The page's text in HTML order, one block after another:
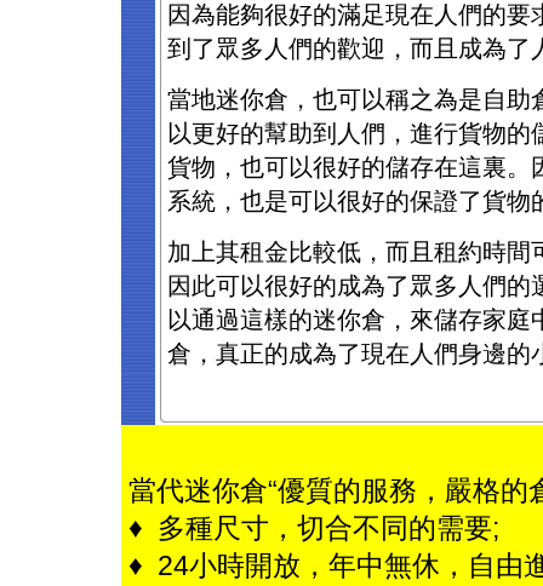
因為能夠很好的滿足現在人們的
到了眾多人們的歡迎，而且成為了
當地迷你倉，也可以稱之為是自助
以更好的幫助到人們，進行貨物
貨物，也可以很好的儲存在這裏。
系統，也是可以很好的保證了貨物
加上其租金比較低，而且租約時
因此可以很好的成為了眾多人們
以通過這樣的迷你倉，來儲存家
倉，真正的成為了現在人們身邊的
當代迷你倉“優質的服務，嚴格
♦ 多種尺寸，切合不同的需要;
♦ 24小時開放，年中無休，自由